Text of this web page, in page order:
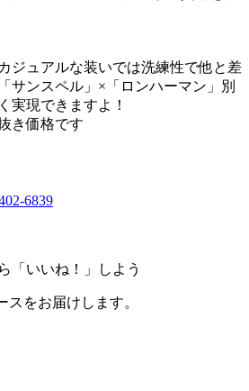
ジュアルな装いでは洗練性で他と差
サンスペル」×「ロンハーマン」別
実現できますよ！
き価格です
6839
「いいね！」しよう
スをお届けします。